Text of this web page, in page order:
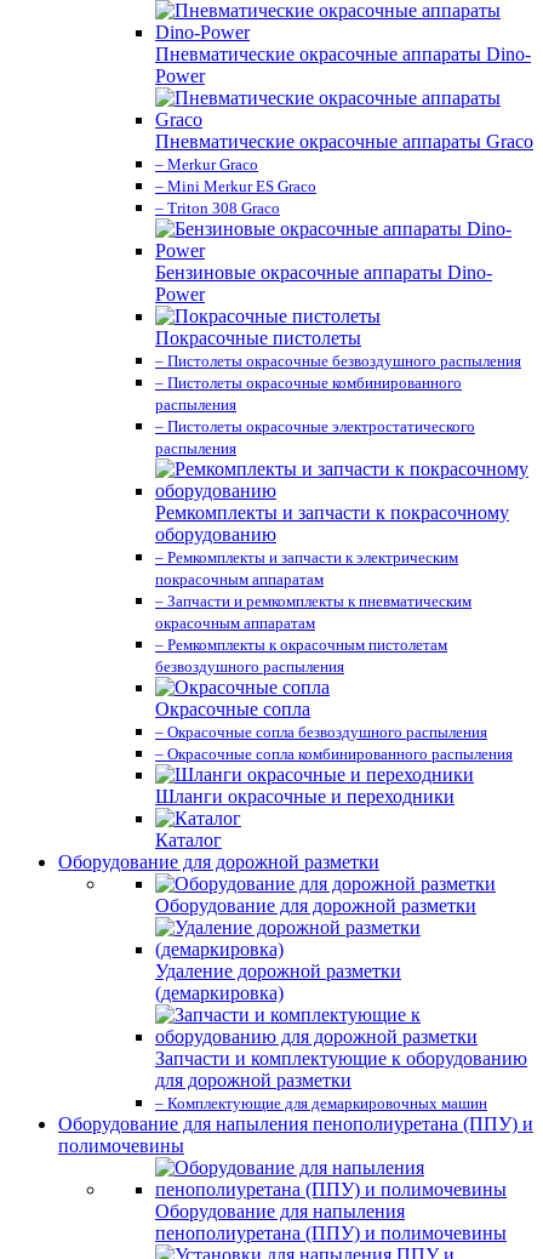
Пневматические окрасочные аппараты Dino-
Power
Пневматические окрасочные аппараты Graco
– Merkur Graco
– Mini Merkur ES Graco
– Triton 308 Graco
Бензиновые окрасочные аппараты Dino-
Power
Покрасочные пистолеты
– Пистолеты окрасочные безвоздушного распыления
– Пистолеты окрасочные комбинированного
распыления
– Пистолеты окрасочные электростатического
распыления
Ремкомплекты и запчасти к покрасочному
оборудованию
– Ремкомплекты и запчасти к электрическим
покрасочным аппаратам
– Запчасти и ремкомплекты к пневматическим
окрасочным аппаратам
– Ремкомплекты к окрасочным пистолетам
безвоздушного распыления
Окрасочные сопла
– Окрасочные сопла безвоздушного распыления
– Окрасочные сопла комбинированного распыления
Шланги окрасочные и переходники
Каталог
Оборудование для дорожной разметки
Оборудование для дорожной разметки
Удаление дорожной разметки
(демаркировка)
Запчасти и комплектующие к оборудованию
для дорожной разметки
– Комплектующие для демаркировочных машин
Оборудование для напыления пенополиуретана (ППУ) и
полимочевины
Оборудование для напыления
пенополиуретана (ППУ) и полимочевины